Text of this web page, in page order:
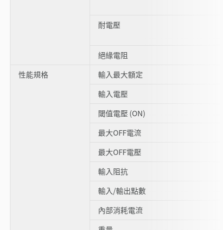
耐電壓
絕緣電阻
性能規格
輸入最大額定
輸入電壓
閾值電壓 (ON)
最大OFF電流
最大OFF電壓
輸入阻抗
輸入/輸出點數
內部消耗電流